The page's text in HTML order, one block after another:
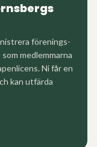
förenings-
medlemmarna
Ni får en
kan utfärda